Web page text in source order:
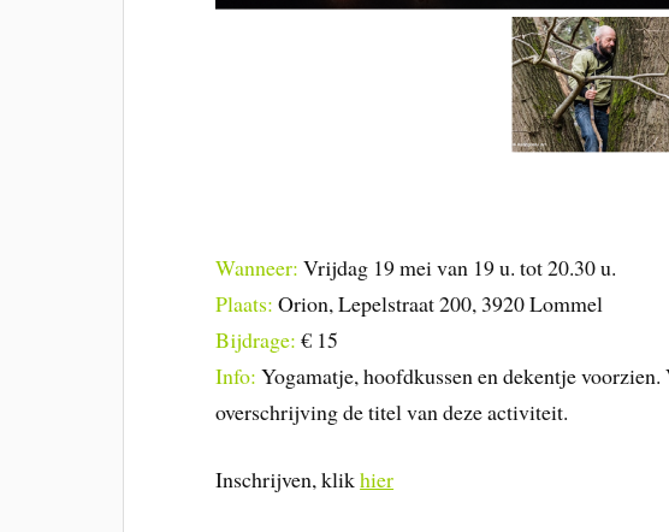
Wanneer: Vrijdag 19 mei van 19 u. tot 20.30 u.
Plaats: Orion, Lepelstraat 200, 3920 Lommel
Bijdrage: € 15
Info: Yogamatje, hoofdkussen en dekentje
overschrijving de titel van deze activiteit.
Inschrijven, klikhier